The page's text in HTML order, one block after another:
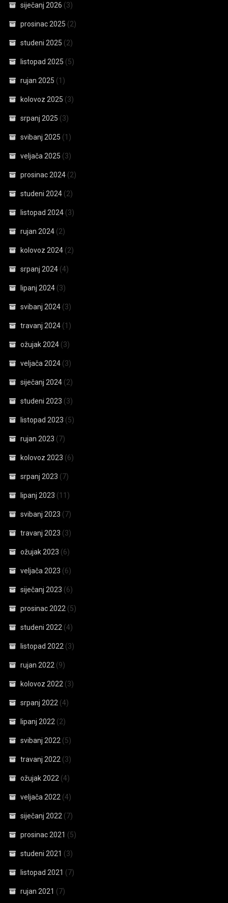
siječanj 2026 (3)
prosinac 2025 (2)
studeni 2025 (2)
listopad 2025 (5)
rujan 2025 (1)
kolovoz 2025 (3)
srpanj 2025 (3)
svibanj 2025 (1)
veljača 2025 (3)
prosinac 2024 (2)
studeni 2024 (2)
listopad 2024 (3)
rujan 2024 (2)
kolovoz 2024 (2)
srpanj 2024 (4)
lipanj 2024 (3)
svibanj 2024 (3)
travanj 2024 (1)
ožujak 2024 (3)
veljača 2024 (3)
siječanj 2024 (2)
studeni 2023 (3)
listopad 2023 (5)
rujan 2023 (7)
kolovoz 2023 (6)
srpanj 2023 (7)
lipanj 2023 (11)
svibanj 2023 (7)
travanj 2023 (3)
ožujak 2023 (6)
veljača 2023 (6)
siječanj 2023 (6)
prosinac 2022 (5)
studeni 2022 (4)
listopad 2022 (3)
rujan 2022 (9)
kolovoz 2022 (3)
srpanj 2022 (4)
lipanj 2022 (2)
svibanj 2022 (5)
travanj 2022 (3)
ožujak 2022 (4)
veljača 2022 (4)
siječanj 2022 (7)
prosinac 2021 (5)
studeni 2021 (3)
listopad 2021 (7)
rujan 2021 (7)